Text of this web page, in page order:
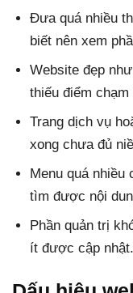
Đưa quá nhiều
biết nên xem
Website đẹp
thiếu điểm
Trang dịch vụ
xong chưa đủ
Menu quá nhiều
tìm được nội
Phần quản trị
ít được cập nhật.